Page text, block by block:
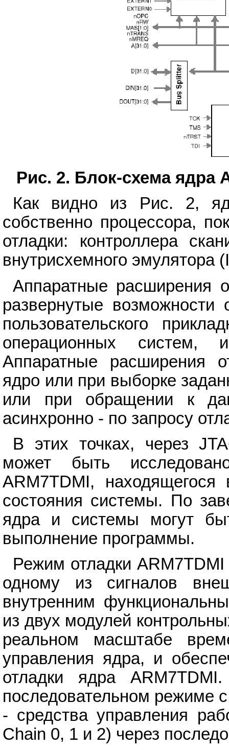
Рис. 2. Блок-схема ядра
Как видно из Рис. 2,
собственно процессора,
отладки: контроллера
внутрисхемного эмулятора
Аппаратные расширения
развернутые возможности
пользовательского
операционных систем,
Аппаратные расширения
ядро или при выборке
или при обращении к
асинхронно - по запросу
В этих точках, через
может быть
ARM7TDMI,
состояния системы. По
ядра и системы могут
выполнение программы.
Режим отладки
одному из сигналов
внутренним
из двух модулей
реальном масштабе
управления ядра, и
отладки ядра
последовательном режиме
- средства управления
Chain 0, 1 и 2) через